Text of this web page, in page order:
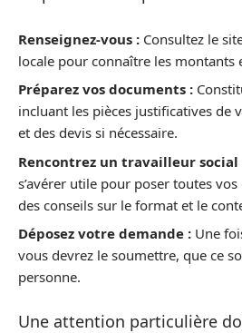
Renseignez-vous : Consultez le
locale pour connaître les montants
Préparez vos documents :
incluant les pièces justificatives de
et des devis si nécessaire.
Rencontrez un travailleur social
s’avérer utile pour poser toutes
des conseils sur le format et le
Déposez votre demande : Une
vous devrez le soumettre, que ce
personne.
Une attention particulière